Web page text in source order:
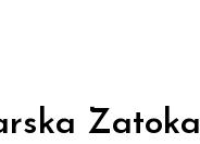
Zatoka